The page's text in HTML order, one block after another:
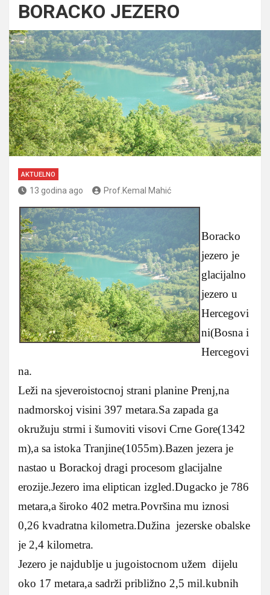
BORACKO JEZERO
AKTUELNO
13 godina ago Prof.Kemal Mahić
Boracko
jezero je
glacijalno
jezero u
Hercegovi
ni(Bosna i
Hercegovi
na.
Leži na sjeveroistocnoj strani planine Prenj,na
nadmorskoj visini 397 metara.Sa zapada ga
okružuju strmi i šumoviti visovi Crne Gore(1342
m),a sa istoka Tranjine(1055m).Bazen jezera je
nastao u Borackoj dragi procesom glacijalne
erozije.Jezero ima eliptican izgled.Dugacko je 786
metara,a široko 402 metra.Površina mu iznosi
0,26 kvadratna kilometra.Dužina jezerske obalske
je 2,4 kilometra.
Jezero je najdublje u jugoistocnom užem dijelu
oko 17 metara,a sadrži približno 2,5 mil.kubnih